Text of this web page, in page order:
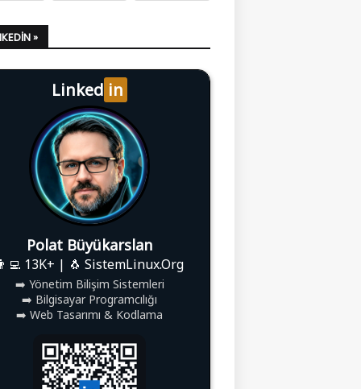
»
Linked in
Polat Büyükarslan
13K+ | 🐧 SistemLinux.Org
➡️ Yönetim Bilişim Sistemleri
➡️ Bilgisayar Programcılığı
➡️ Web Tasarımı & Kodlama